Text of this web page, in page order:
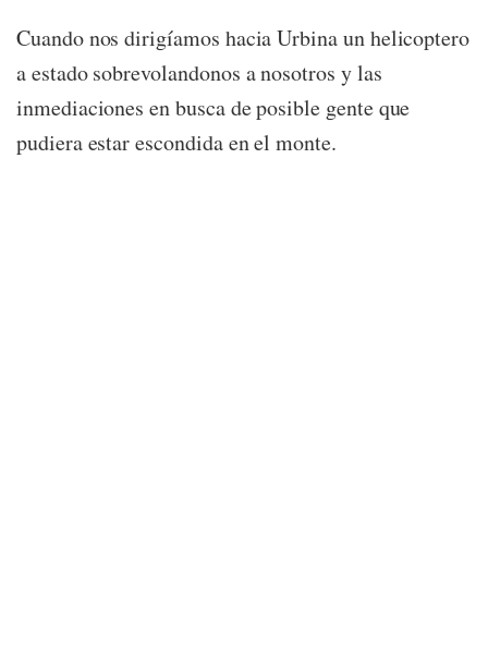
Cuando nos dirigíamos hacia Urbina un helicoptero
a estado sobrevolandonos a nosotros y las
inmediaciones en busca de posible gente que
pudiera estar escondida en el monte.